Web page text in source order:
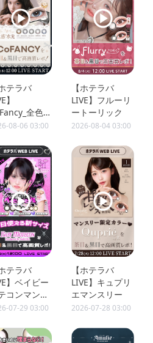
テラバ
】
全色
08-06 03:00
【ホテラバ
LIVE】フルーリ
ートーリック
2026-08-04 03:00
テラバ
】ベイビー
コンマンス
07-29 03:00
【ホテラバ
LIVE】キュプリ
エマンスリー
2026-07-28 03:00